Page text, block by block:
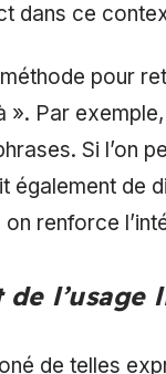
dans ce
pour
». Par
Si l’on
également de
renforce
de
de telles